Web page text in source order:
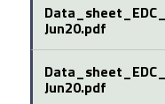
Jun20.pdf
Jun20.pdf